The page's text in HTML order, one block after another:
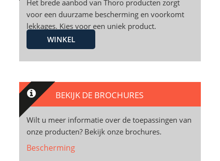
Het brede aanbod van Thoro producten zorgt
voor een duurzame bescherming en voorkomt
lekkages. Kies voor een uniek product.
WINKEL
BEKIJK DE BROCHURES
Wilt u meer informatie over de toepassingen van
onze producten? Bekijk onze brochures.
Bescherming